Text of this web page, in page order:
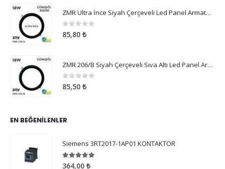
ZMR Ultra İnce Siyah Çerçeveli Led Panel Armatür 18W Günışığı
05 üzerinden
85,80 ₺
ZMR 206/B Siyah Çerçeveli Sıva Altı Led Panel Armatür 18W Günışığı
05 üzerinden
85,50 ₺
EN BEĞENILENLER
Siemens 3RT2017-1AP01 KONTAKTÖR
5.005 üzerinden
364,00 ₺